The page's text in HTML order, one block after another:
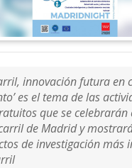
innovación futura en
es el tema de las
que se celebrarán
de Madrid y
de investigación más